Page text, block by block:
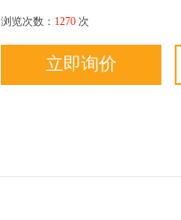
浏览次数： 1270 次
立即询价